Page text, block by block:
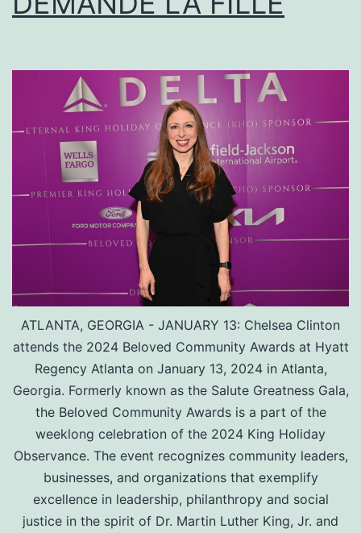
ATLANTA, GEORGIA - JANUARY 13: Chelsea Clinton
attends the 2024 Beloved Community Awards at Hyatt
Regency Atlanta on January 13, 2024 in Atlanta,
Georgia. Formerly known as the Salute Greatness Gala,
the Beloved Community Awards is a part of the
weeklong celebration of the 2024 King Holiday
Observance. The event recognizes community leaders,
businesses, and organizations that exemplify
excellence in leadership, philanthropy and social
justice in the spirit of Dr. Martin Luther King, Jr. and